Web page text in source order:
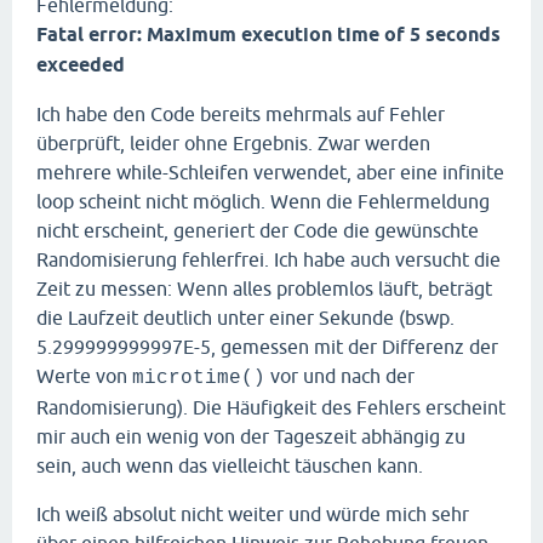
// checks
// no other
else {
// changes
if
					}
else {
					}
// checks
if (
						}
					}
				}
Fehlermeldung:
Fatal error: Maximum execution time of 5 seconds
exceeded
Ich habe den Code bereits mehrmals auf Fehler
überprüft, leider ohne Ergebnis. Zwar werden
mehrere while-Schleifen verwendet, aber eine infinite
loop scheint nicht möglich. Wenn die Fehlermeldung
nicht erscheint, generiert der Code die gewünschte
Randomisierung fehlerfrei. Ich habe auch versucht die
Zeit zu messen: Wenn alles problemlos läuft, beträgt
die Laufzeit deutlich unter einer Sekunde (bswp.
5.299999999997E-5, gemessen mit der Differenz der
Werte von microtime() vor und nach der
Randomisierung). Die Häufigkeit des Fehlers erscheint
mir auch ein wenig von der Tageszeit abhängig zu
sein, auch wenn das vielleicht täuschen kann.
Ich weiß absolut nicht weiter und würde mich sehr